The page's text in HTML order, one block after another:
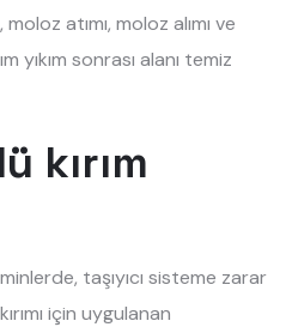
atımı, moloz alımı ve
yıkım sonrası alanı temiz
kırım
taşıyıcı sisteme zarar
için uygulanan